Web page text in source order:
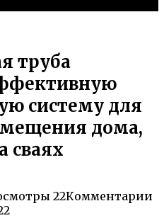
труба
систему для
дома,
сваях
22Комментарии